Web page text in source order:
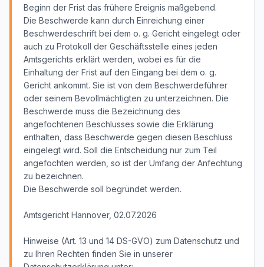
Beginn der Frist das frühere Ereignis maßgebend.
Die Beschwerde kann durch Einreichung einer
Beschwerdeschrift bei dem o. g. Gericht eingelegt oder
auch zu Protokoll der Geschäftsstelle eines jeden
Amtsgerichts erklärt werden, wobei es für die
Einhaltung der Frist auf den Eingang bei dem o. g.
Gericht ankommt. Sie ist von dem Beschwerdeführer
oder seinem Bevollmächtigten zu unterzeichnen. Die
Beschwerde muss die Bezeichnung des
angefochtenen Beschlusses sowie die Erklärung
enthalten, dass Beschwerde gegen diesen Beschluss
eingelegt wird. Soll die Entscheidung nur zum Teil
angefochten werden, so ist der Umfang der Anfechtung
zu bezeichnen.
Die Beschwerde soll begründet werden.
Amtsgericht Hannover, 02.07.2026
Hinweise (Art. 13 und 14 DS-GVO) zum Datenschutz und
zu Ihren Rechten finden Sie in unserer